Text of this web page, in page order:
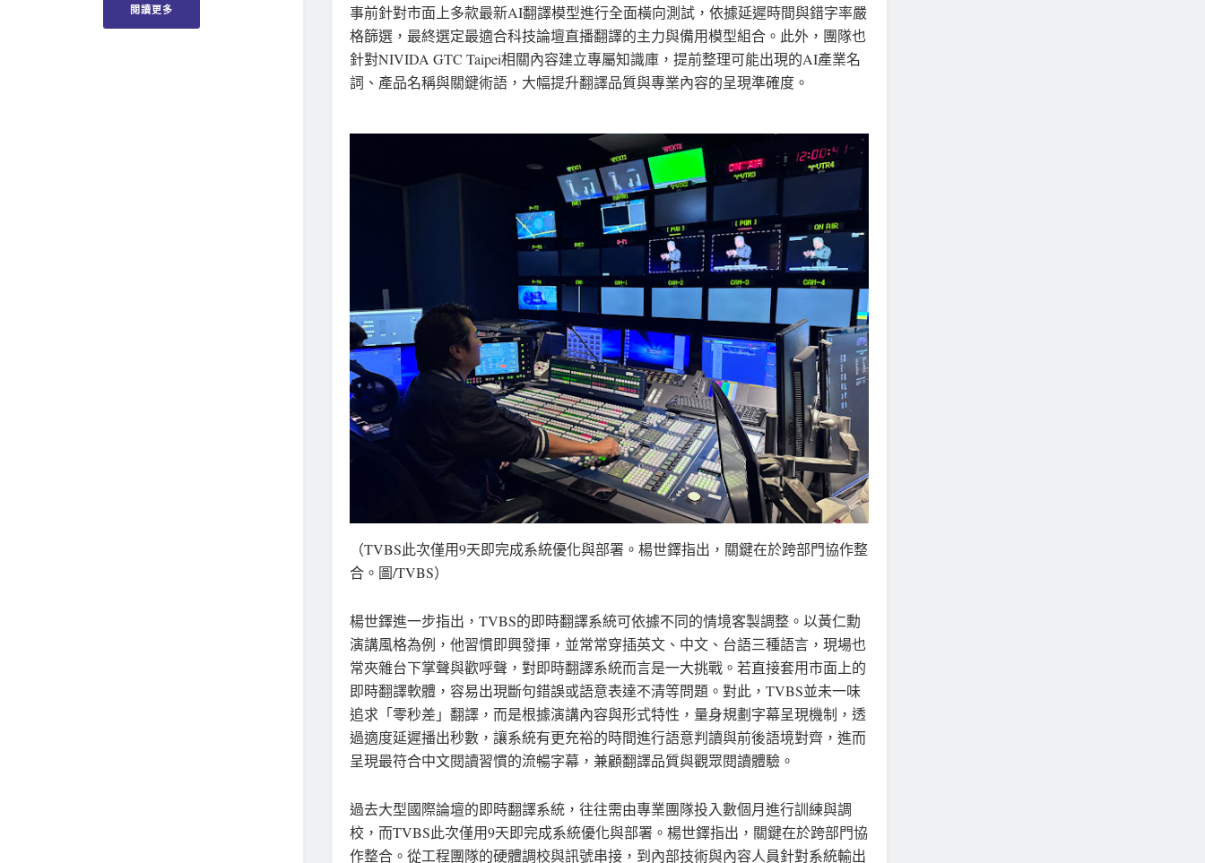
閱讀更多
事前針對市面上多款最新AI翻譯模型進行全面橫向測試，依據延遲時間與錯字率嚴
格篩選，最終選定最適合科技論壇直播翻譯的主力與備用模型組合。此外，團隊也
針對NIVIDA GTC Taipei相關內容建立專屬知識庫，提前整理可能出現的AI產業名
詞、產品名稱與關鍵術語，大幅提升翻譯品質與專業內容的呈現準確度。
（TVBS此次僅用9天即完成系統優化與部署。楊世鐸指出，關鍵在於跨部門協作整
合。圖/TVBS）
楊世鐸進一步指出，TVBS的即時翻譯系統可依據不同的情境客製調整。以黃仁勳
演講風格為例，他習慣即興發揮，並常常穿插英文、中文、台語三種語言，現場也
常夾雜台下掌聲與歡呼聲，對即時翻譯系統而言是一大挑戰。若直接套用市面上的
即時翻譯軟體，容易出現斷句錯誤或語意表達不清等問題。對此，TVBS並未一味
追求「零秒差」翻譯，而是根據演講內容與形式特性，量身規劃字幕呈現機制，透
過適度延遲播出秒數，讓系統有更充裕的時間進行語意判讀與前後語境對齊，進而
呈現最符合中文閱讀習慣的流暢字幕，兼顧翻譯品質與觀眾閱讀體驗。
過去大型國際論壇的即時翻譯系統，往往需由專業團隊投入數個月進行訓練與調
校，而TVBS此次僅用9天即完成系統優化與部署。楊世鐸指出，關鍵在於跨部門協
作整合。從工程團隊的硬體調校與訊號串接，到內部技術與內容人員針對系統輸出